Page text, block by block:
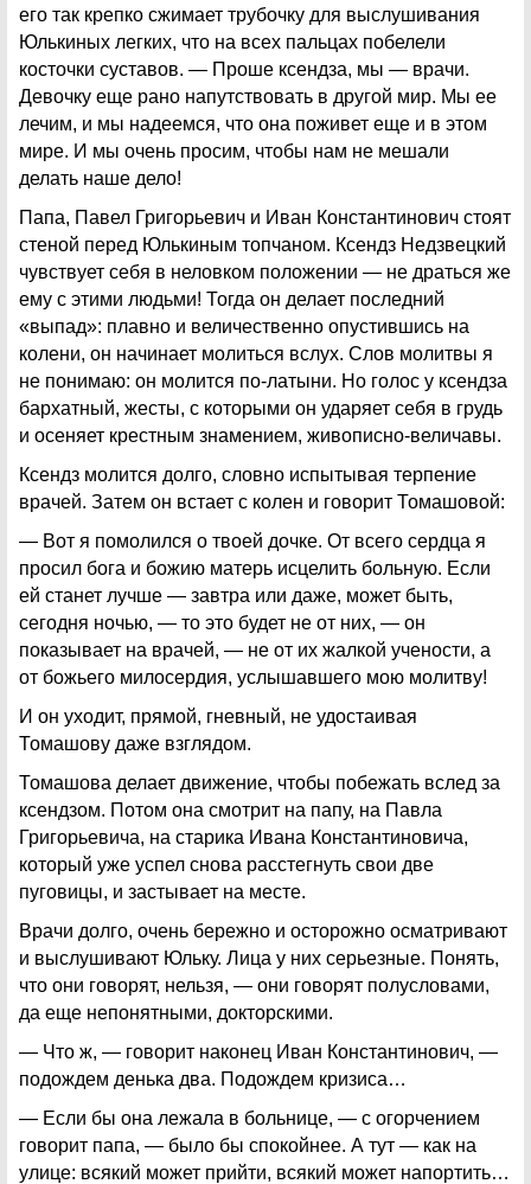
его так крепко сжимает трубочку для выслушивания
Юлькиных легких, что на всех пальцах побелели
косточки суставов. — Проше ксендза, мы — врачи.
Девочку еще рано напутствовать в другой мир. Мы ее
лечим, и мы надеемся, что она поживет еще и в этом
мире. И мы очень просим, чтобы нам не мешали
делать наше дело!
Папа, Павел Григорьевич и Иван Константинович стоят
стеной перед Юлькиным топчаном. Ксендз Недзвецкий
чувствует себя в неловком положении — не драться же
ему с этими людьми! Тогда он делает последний
«выпад»: плавно и величественно опустившись на
колени, он начинает молиться вслух. Слов молитвы я
не понимаю: он молится по-латыни. Но голос у ксендза
бархатный, жесты, с которыми он ударяет себя в грудь
и осеняет крестным знамением, живописно-величавы.
Ксендз молится долго, словно испытывая терпение
врачей. Затем он встает с колен и говорит Томашовой:
— Вот я помолился о твоей дочке. От всего сердца я
просил бога и божию матерь исцелить больную. Если
ей станет лучше — завтра или даже, может быть,
сегодня ночью, — то это будет не от них, — он
показывает на врачей, — не от их жалкой учености, а
от божьего милосердия, услышавшего мою молитву!
И он уходит, прямой, гневный, не удостаивая
Томашову даже взглядом.
Томашова делает движение, чтобы побежать вслед за
ксендзом. Потом она смотрит на папу, на Павла
Григорьевича, на старика Ивана Константиновича,
который уже успел снова расстегнуть свои две
пуговицы, и застывает на месте.
Врачи долго, очень бережно и осторожно осматривают
и выслушивают Юльку. Лица у них серьезные. Понять,
что они говорят, нельзя, — они говорят полусловами,
да еще непонятными, докторскими.
— Что ж, — говорит наконец Иван Константинович, —
подождем денька два. Подождем кризиса…
— Если бы она лежала в больнице, — с огорчением
говорит папа, — было бы спокойнее. А тут — как на
улице: всякий может прийти, всякий может напортить…